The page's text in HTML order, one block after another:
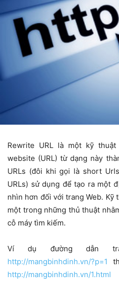
Rewrite URL là một kỹ
website (URL) từ dạng này
URLs (đôi khi gọi là short
URLs) sử dụng để tạo ra một
nhìn hơn đối với trang Web. Kỹ
một trong những thủ thuật
cỗ máy tìm kiếm.
Ví dụ đường dẫn
http://mangbinhdinh.vn/?p=1
http://mangbinhdinh.vn/1.html